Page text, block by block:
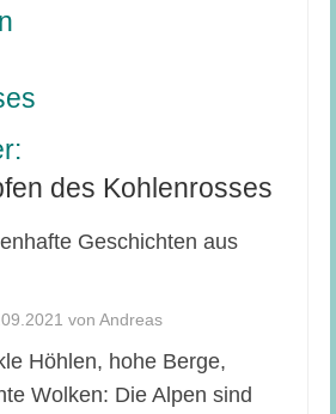
des Kohlenrosses
Geschichten aus
von Andreas
Höhlen, hohe Berge,
Wolken: Die Alpen sind